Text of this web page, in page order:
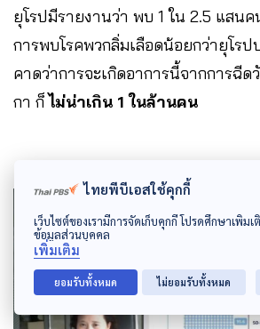
ยุโรปมีรายงานว่า พบ 1 ใน 2.5 แสน
การพบโรคพวกลิ่มเลือดน้อยกว่ายุโร
คาดว่าการจะเกิดอาการนี้จากการฉีด
กา ก็ไม่น่าเกิน 1 ในล้านคน
ไทยพีบีเอสใช้คุกกี้
เว็บไซต์ของเรามีการจัดเก็บคุกกี้ โปรดศึกษาเพิ่ม
ข้อมูลส่วนบุคคล
เพิ่มเติม
ยอมรับทั้งหมด ไม่ยอมรับทั้งหมด